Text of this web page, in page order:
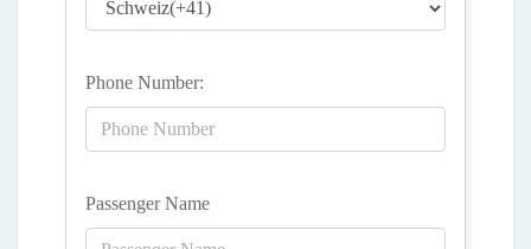
Phone Number:
Passenger Name